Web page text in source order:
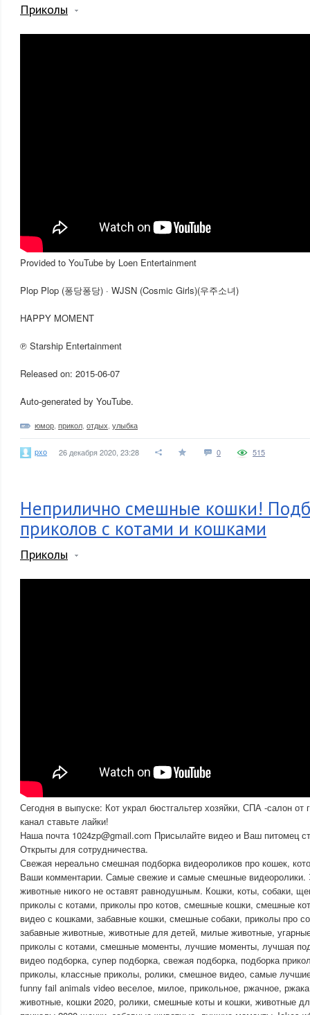
Приколы
Provided to YouTube by Loen Entertainment
Plop Plop (퐁당퐁당) · WJSN (Cosmic Girls)(우주소녀)
HAPPY MOMENT
℗ Starship Entertainment
Released on: 2015-06-07
Auto-generated by YouTube.
юмор прикол отдых улыбка
pxo 26 декабря 2020, 23:28 0 515
Неприлично смешные кошки!
приколов с котами и кошками
Приколы
Сегодня в выпуске: Кот украл бюстгальтер хозяйки, СПА -салон от
канал ставьте лайки!
Наша почта 1024zp@gmail.com Присылайте видео и Ваш питомец
Открыты для сотрудничества.
Свежая нереально смешная подборка видеороликов про кошек,
Ваши комментарии. Самые свежие и самые смешные
животные никого не оставят равнодушным. Кошки, коты, собаки,
приколы с котами, приколы про котов, смешные кошки, смешные
видео с кошками, забавные кошки, смешные собаки, приколы про
забавные животные, животные для детей, милые животные,
приколы с котами, смешные моменты, лучшие моменты, лучшая
видео подборка, супер подборка, свежая подборка, подборка
приколы, классные приколы, ролики, смешное видео, самые
funny fail animals video веселое, милое, прикольное, ржачное,
животные, кошки 2020, ролики, смешные коты и кошки, животные